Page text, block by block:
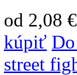
od 2,08 €
kúpiť
street